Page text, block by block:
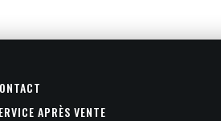
APRÈS VENTE